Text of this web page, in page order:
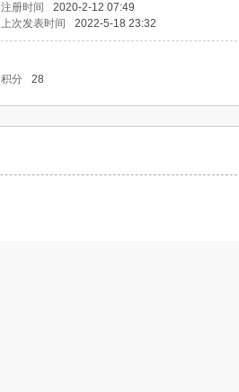
注册时间 2020-2-12 07:49
上次发表时间 2022-5-18 23:32
积分 28